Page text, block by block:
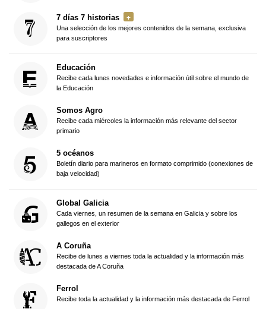
7 días 7 historias
Una selección de los mejores contenidos de la semana, exclusiva
para suscriptores
Educación
Recibe cada lunes novedades e información útil sobre el mundo de
la Educación
Somos Agro
Recibe cada miércoles la información más relevante del sector
primario
5 océanos
Boletín diario para marineros en formato comprimido (conexiones de
baja velocidad)
Global Galicia
Cada viernes, un resumen de la semana en Galicia y sobre los
gallegos en el exterior
A Coruña
Recibe de lunes a viernes toda la actualidad y la información más
destacada de A Coruña
Ferrol
Recibe toda la actualidad y la información más destacada de Ferrol